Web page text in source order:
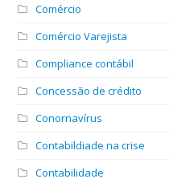
Comércio
Comércio Varejista
Compliance contábil
Concessão de crédito
Conornavírus
Contabildiade na crise
Contabilidade